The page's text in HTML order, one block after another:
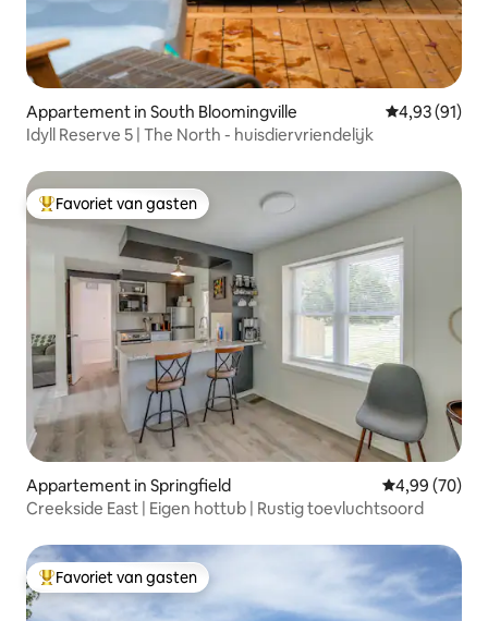
Appartement in South Bloomingville Gemiddelde
4,93 (91)
Idyll Reserve 5 | The North - huisdiervriendelijk
Topfavoriet van gasten
Favoriet van gasten
Appartement in Springfield Gemiddelde
4,99 (70)
Creekside East | Eigen hottub | Rustig toevluchtsoord
Topfavoriet van gasten
Favoriet van gasten